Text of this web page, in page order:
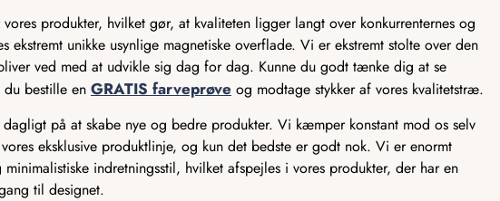
produkter, hvilket gør, at kvaliteten ligger langt over konkurrenternes og
ekstremt unikke usynlige magnetiske overflade. Vi er ekstremt stolte over den
ved med at udvikle sig dag for dag. Kunne du godt tænke dig at se
du bestille en GRATIS farveprøve og modtage stykker af vores kvalitetstræ.
på at skabe nye og bedre produkter. Vi kæmper konstant mod os selv
eksklusive produktlinje, og kun det bedste er godt nok. Vi er enormt
indretningsstil, hvilket afspejles i vores produkter, der har en
til designet.